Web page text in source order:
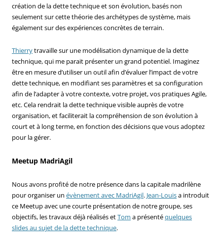
création de la dette technique et son évolution, basés non
seulement sur cette théorie des archétypes de système, mais
également sur des expériences concrètes de terrain.
Thierrytravaille sur une modélisation dynamique de la dette
technique, qui me parait présenter un grand potentiel. Imaginez
être en mesure d’utiliser un outil afin d’évaluer l’impact de votre
dette technique, en modifiant ses paramètres et sa configuration
afin de l’adapter à votre contexte, votre projet, vos pratiques Agile,
etc. Cela rendrait la dette technique visible auprès de votre
organisation, et faciliterait la compréhension de son évolution à
court et à long terme, en fonction des décisions que vous adoptez
pour la gérer.
Meetup MadriAgil
Nous avons profité de notre présence dans la capitale madrilène
pour organiser un évènement avec MadriAgil. Jean-Louisa introduit
ce Meetup avec une courte présentation de notre groupe, ses
objectifs, les travaux déjà réalisés etTom a présentéquelques
slides au sujet de la dette technique.